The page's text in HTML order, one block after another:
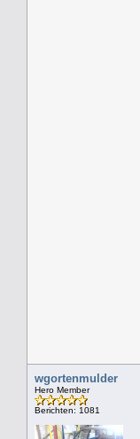
wgortenmulder
Hero Member
Berichten: 1081